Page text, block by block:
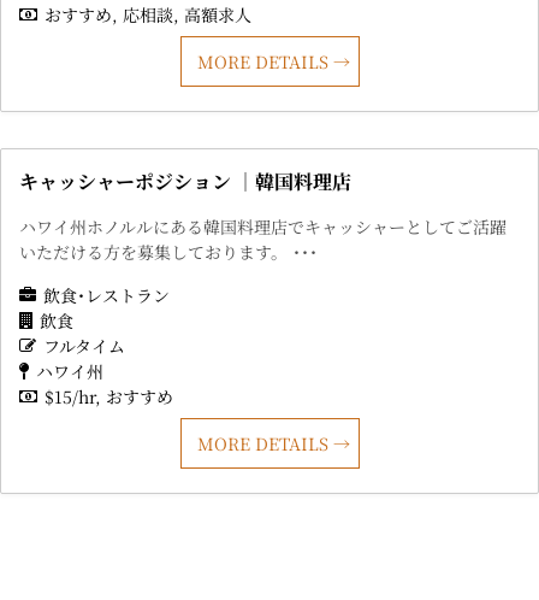
おすすめ 応相談 高額求人
MORE DETAILS
キャッシャーポジション ｜韓国料理店
ハワイ州ホノルルにある韓国料理店でキャッシャーとしてご活躍
いただける方を募集しております。 ･･･
飲食･レストラン
飲食
フルタイム
ハワイ州
$15/hr おすすめ
MORE DETAILS